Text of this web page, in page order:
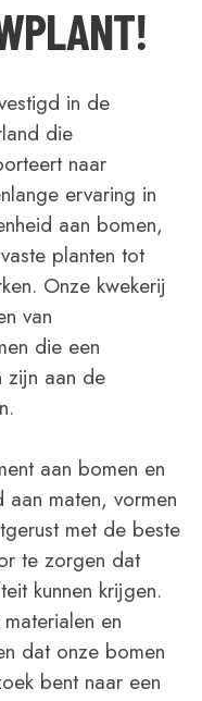
in de
die
naar
ervaring in
aan bomen,
planten tot
Onze kwekerij
van
die een
zijn aan de
aan bomen en
aan maten, vormen
met de beste
te zorgen dat
kunnen krijgen.
en
dat onze bomen
bent naar een